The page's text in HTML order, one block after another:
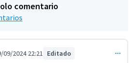
comentario
09/2024 22:21 Editado